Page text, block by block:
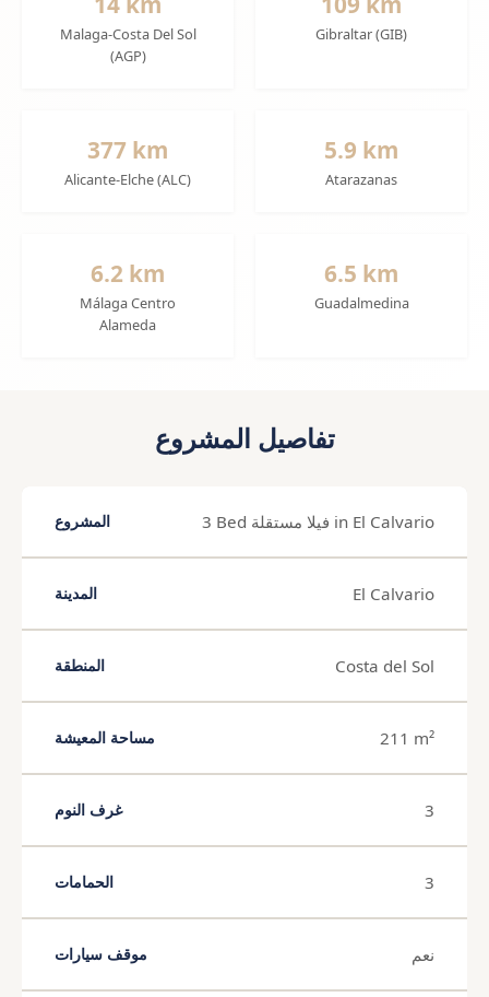
Malaga-Costa Del Sol
(AGP)
Gibraltar (GIB)
377 km
Alicante-Elche (ALC)
5.9 km
Atarazanas
6.2 km
Málaga Centro
Alameda
6.5 km
Guadalmedina
تفاصيل المشروع
المشروع 3 Bed فيلا مستقلة in El Calvario
المدينة El Calvario
المنطقة Costa del Sol
مساحة المعيشة 211 m²
غرف النوم 3
الحمامات 3
موقف سيارات نعم